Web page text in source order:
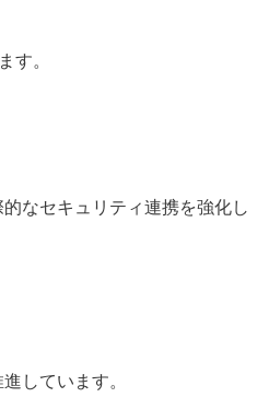
す。
なセキュリティ連携を強化し
しています。